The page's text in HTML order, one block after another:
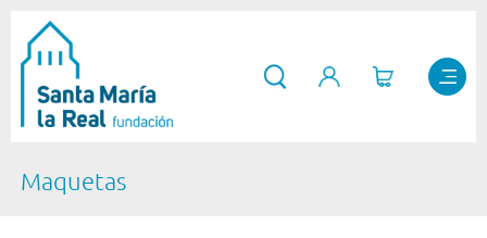
Maquetas